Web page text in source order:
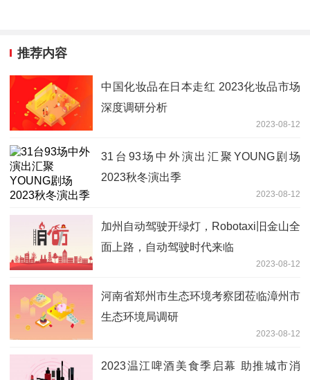
推荐内容
中国化妆品在日本走红 2023化妆品市场
深度调研分析
2023-08-12
31台93场中外演出汇聚YOUNG剧场
2023秋冬演出季
2023-08-12
加州自动驾驶开绿灯，Robotaxi旧金山全
面上路，自动驾驶时代来临
2023-08-12
河南省郑州市生态环境考察团莅临漳州市
生态环境局调研
2023-08-12
2023温江啤酒美食季启幕 助推城市消